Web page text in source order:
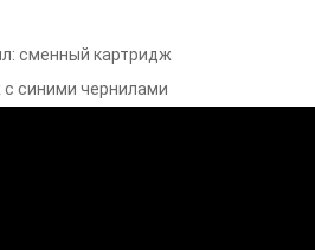
сменный картридж
с синими чернилами